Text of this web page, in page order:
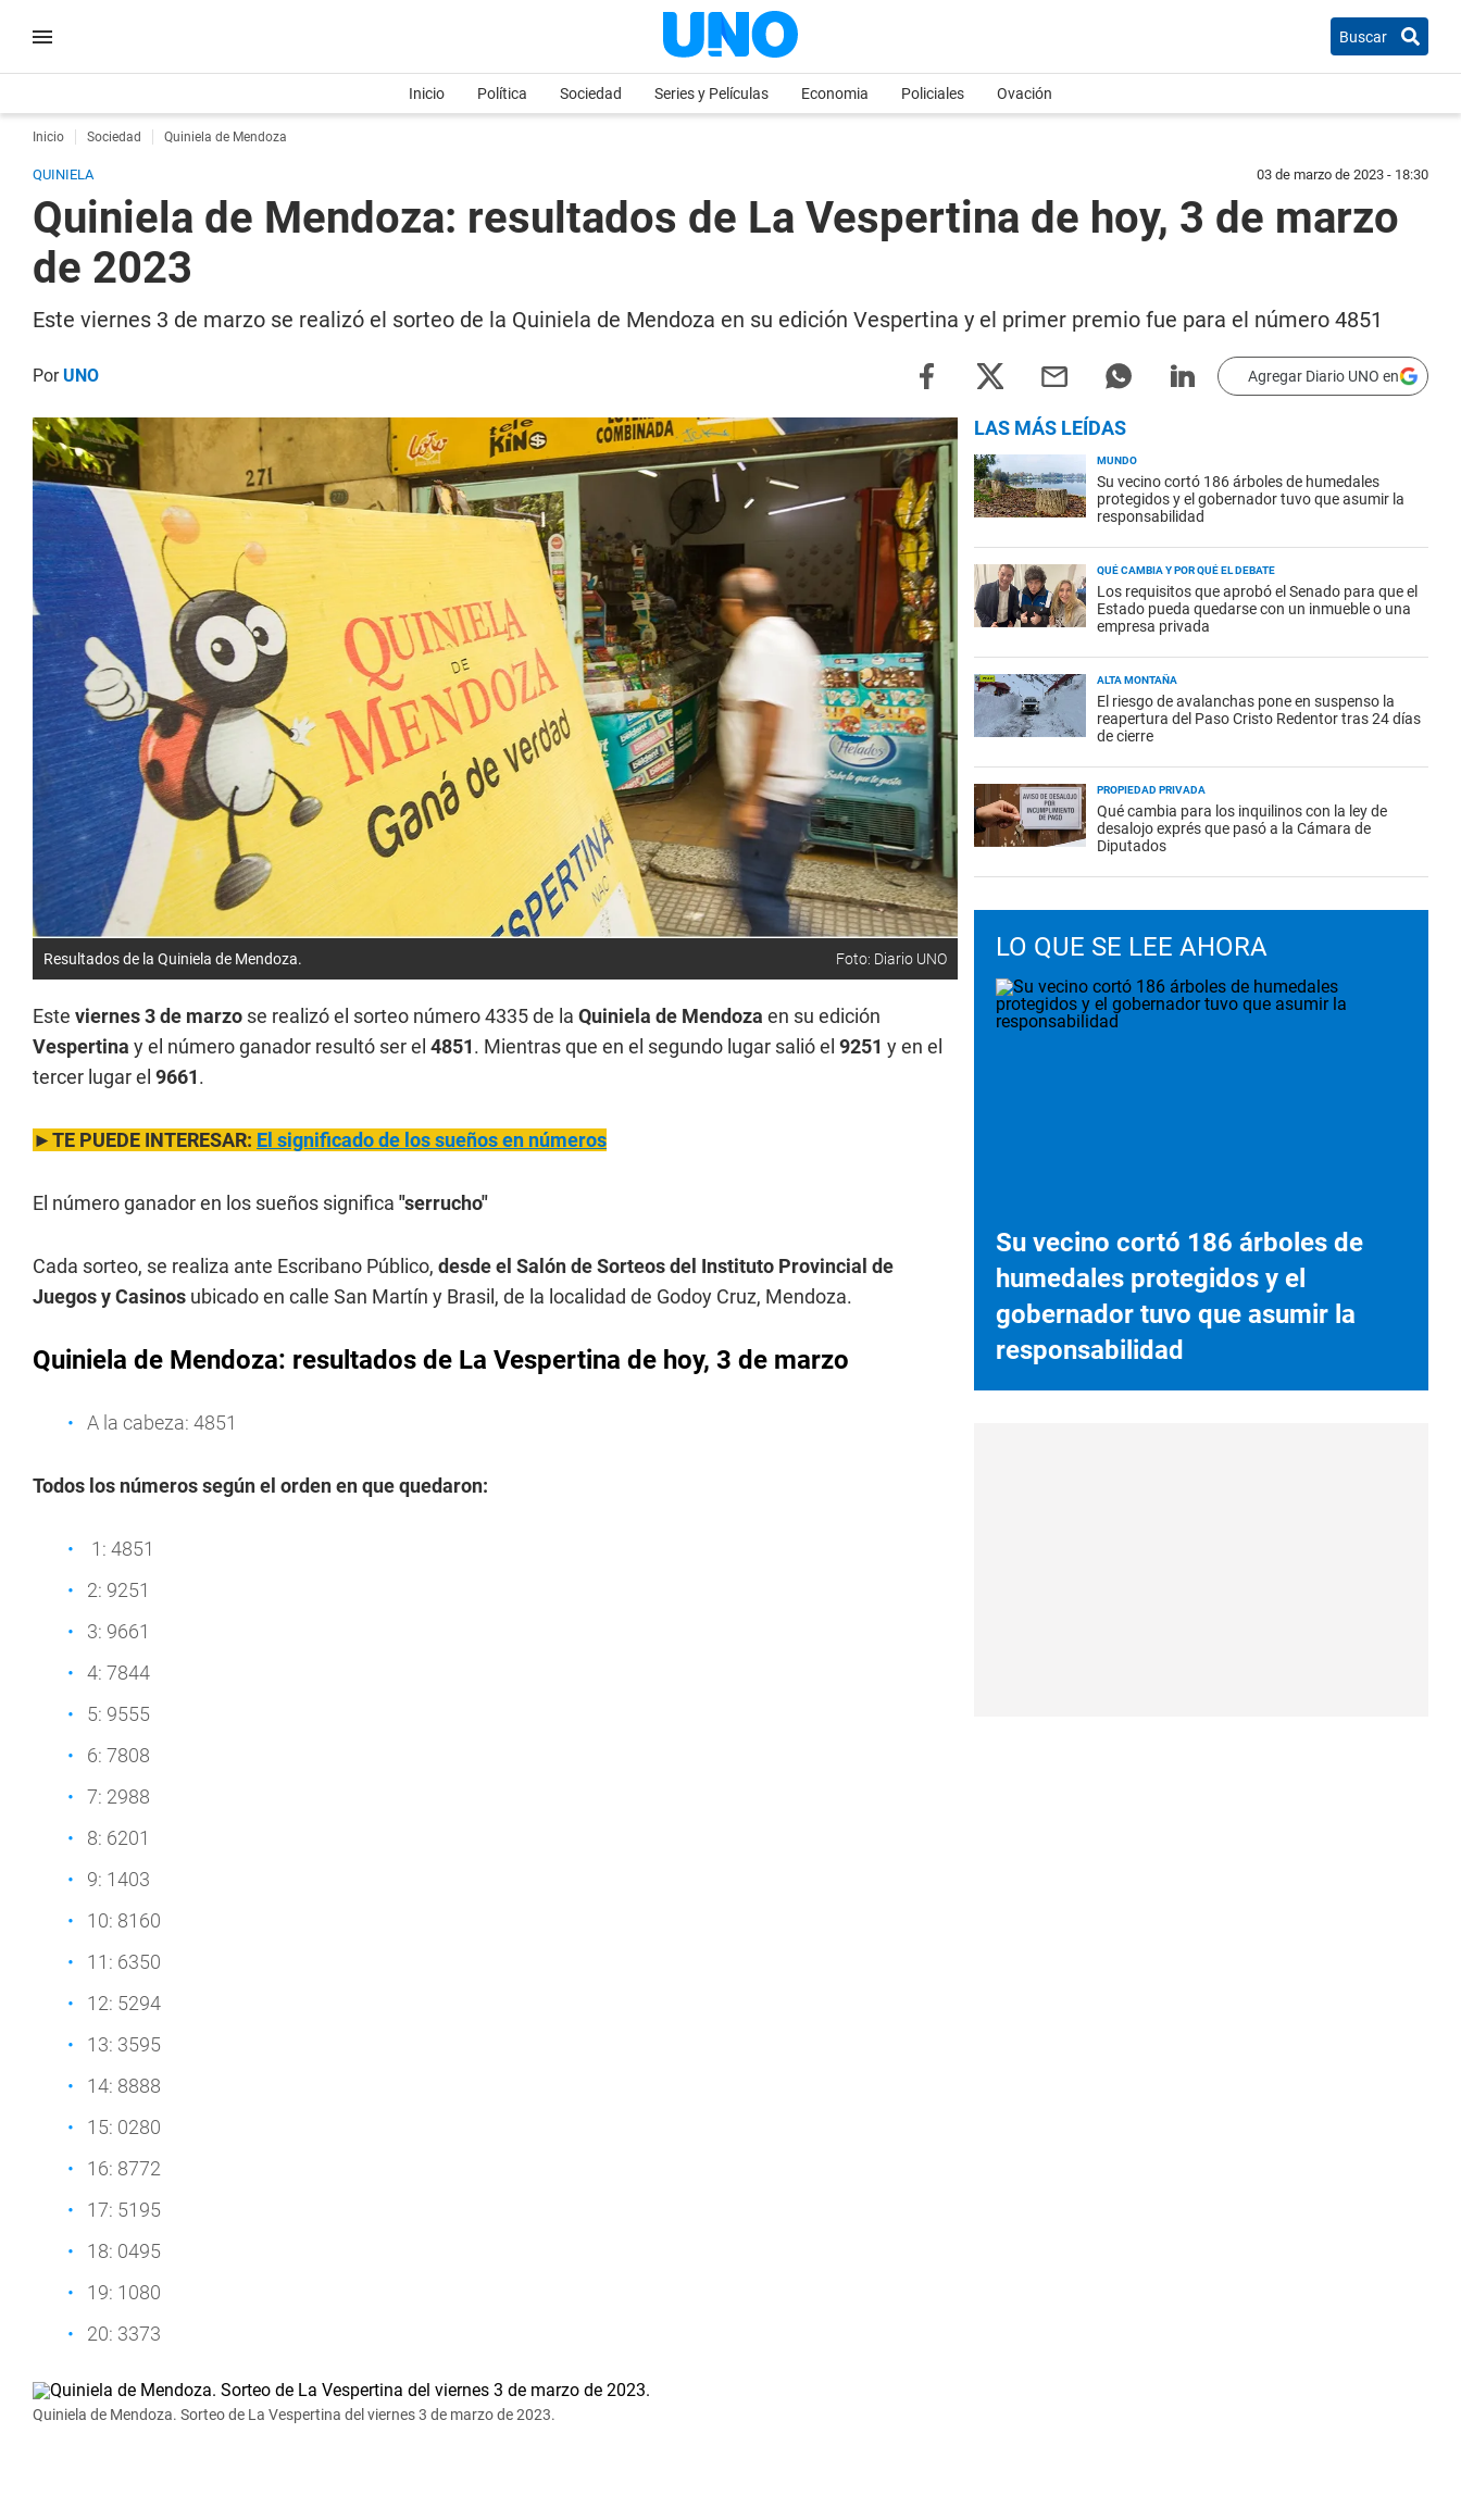
Buscar
Inicio Política Sociedad Series y Películas Economia Policiales Ovación
Inicio Sociedad Quiniela de Mendoza
QUINIELA 03 de marzo de 2023 - 18:30
Quiniela de Mendoza: resultados de La Vespertina de hoy, 3 de marzo
de 2023
Este viernes 3 de marzo se realizó el sorteo de la Quiniela de Mendoza en su edición Vespertina y el primer premio fue para el número 4851
PorUNO Agregar Diario UNO en
Resultados de la Quiniela de Mendoza. Foto: Diario UNO
Este viernes 3 de marzo se realizó el sorteo número 4335 de la Quiniela de Mendoza en su edición
Vespertina y el número ganador resultó ser el 4851. Mientras que en el segundo lugar salió el 9251 y en el
tercer lugar el 9661.
►TE PUEDE INTERESAR: El significado de los sueños en números
El número ganador en los sueños significa "serrucho"
Cada sorteo, se realiza ante Escribano Público, desde el Salón de Sorteos del Instituto Provincial de
Juegos y Casinos ubicado en calle San Martín y Brasil, de la localidad de Godoy Cruz, Mendoza.
Quiniela de Mendoza: resultados de La Vespertina de hoy, 3 de marzo
A la cabeza: 4851
Todos los números según el orden en que quedaron:
1: 4851
2: 9251
3: 9661
4: 7844
5: 9555
6: 7808
7: 2988
8: 6201
9: 1403
10: 8160
11: 6350
12: 5294
13: 3595
14: 8888
15: 0280
16: 8772
17: 5195
18: 0495
19: 1080
20: 3373
Quiniela de Mendoza. Sorteo de La Vespertina del viernes 3 de marzo de 2023.
LAS MÁS LEÍDAS
MUNDO
Su vecino cortó 186 árboles de humedales
protegidos y el gobernador tuvo que asumir la
responsabilidad
QUÉ CAMBIA Y POR QUÉ EL DEBATE
Los requisitos que aprobó el Senado para que el
Estado pueda quedarse con un inmueble o una
empresa privada
ALTA MONTAÑA
El riesgo de avalanchas pone en suspenso la
reapertura del Paso Cristo Redentor tras 24 días
de cierre
PROPIEDAD PRIVADA
Qué cambia para los inquilinos con la ley de
desalojo exprés que pasó a la Cámara de
Diputados
LO QUE SE LEE AHORA
Su vecino cortó 186 árboles de
humedales protegidos y el
gobernador tuvo que asumir la
responsabilidad